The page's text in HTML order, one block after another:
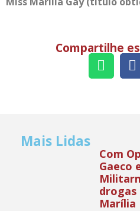
Compartilhe
Mais Lidas
Com
Gaeco
drogas
Marília